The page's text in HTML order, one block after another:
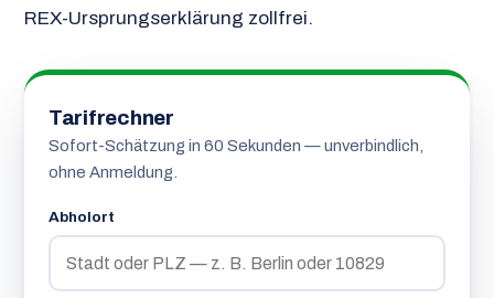
REX-Ursprungserklärung zollfrei.
Tarifrechner
Sofort-Schätzung in 60 Sekunden — unverbindlich,
ohne Anmeldung.
Abholort